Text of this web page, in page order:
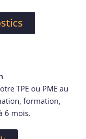
TPE ou PME au
formation,
6 mois.